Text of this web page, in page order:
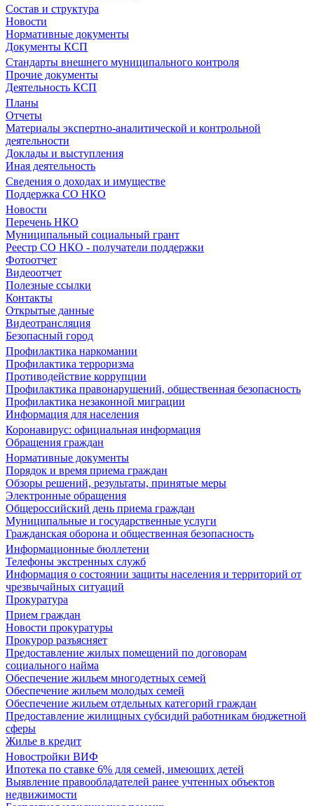
Состав и структура
Новости
Нормативные документы
Документы КСП
Стандарты внешнего муниципального контроля
Прочие документы
Деятельность КСП
Планы
Отчеты
Материалы экспертно-аналитической и контрольной
деятельности
Доклады и выступления
Иная деятельность
Сведения о доходах и имуществе
Поддержка СО НКО
Новости
Перечень НКО
Муниципальный социальный грант
Реестр СО НКО - получатели поддержки
Фотоотчет
Видеоотчет
Полезные ссылки
Контакты
Открытые данные
Видеотрансляция
Безопасный город
Профилактика наркомании
Профилактика терроризма
Противодействие коррупции
Профилактика правонарушений, общественная безопасность
Профилактика незаконной миграции
Информация для населения
Коронавирус: официальная информация
Обращения граждан
Нормативные документы
Порядок и время приема граждан
Обзоры решений, результаты, принятые меры
Электронные обращения
Общероссийский день приема граждан
Муниципальные и государственные услуги
Гражданская оборона и общественная безопасность
Информационные бюллетени
Телефоны экстренных служб
Информация о состоянии защиты населения и территорий от
чрезвычайных ситуаций
Прокуратура
Прием граждан
Новости прокуратуры
Прокурор разъясняет
Предоставление жилых помещений по договорам
социального найма
Обеспечение жильем многодетных семей
Обеспечение жильем молодых семей
Обеспечение жильем отдельных категорий граждан
Предоставление жилищных субсидий работникам бюджетной
сферы
Жилье в кредит
Новостройки ВИФ
Ипотека по ставке 6% для семей, имеющих детей
Выявление правообладателей ранее учтенных объектов
недвижимости